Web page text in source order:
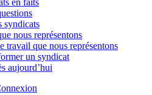
en faits
syndicats
nous représentons
travail que nous représentons
un syndicat
aujourd’hui